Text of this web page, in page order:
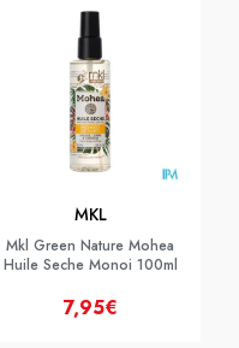
MKL
Mkl Green Nature Mohea
Huile Seche Monoi 100ml
7,95€